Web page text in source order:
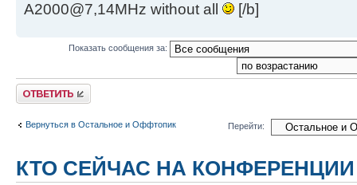
A2000@7,14MHz without all [/b]
Показать сообщения за:
Ответить
Вернуться в Остальное и Оффтопик Перейти:
КТО СЕЙЧАС НА КОНФЕРЕНЦИИ